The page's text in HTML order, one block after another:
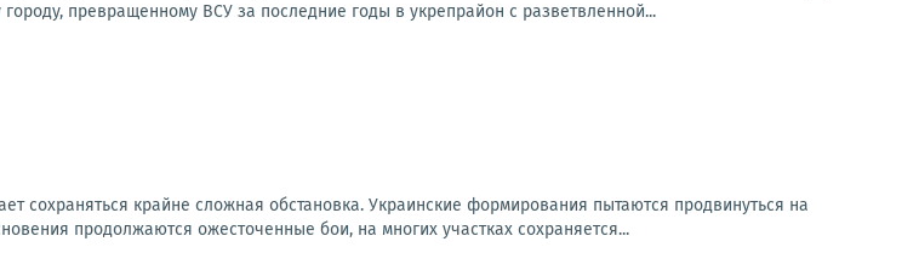
превращенному ВСУ за последние годы в укрепрайон с разветвленной...
сохраняться крайне сложная обстановка. Украинские формирования пытаются продвинуться на
продолжаются ожесточенные бои, на многих участках сохраняется...